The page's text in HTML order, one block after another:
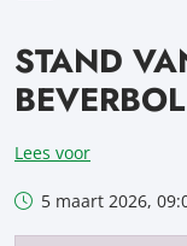
STAND
BEVERBOL
Lees voor
5 maart 2026,